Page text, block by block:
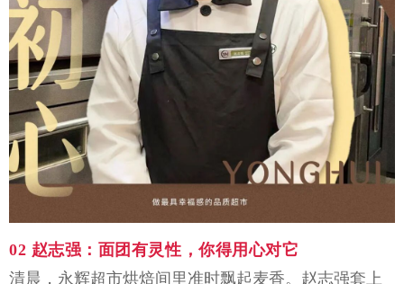
02 赵志强 ： 面团有灵性，你得用心对它
清晨，永辉超市烘焙间里准时飘起麦香。赵志强套上